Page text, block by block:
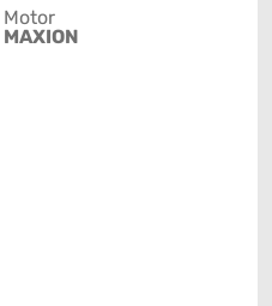
Motor
MAXION